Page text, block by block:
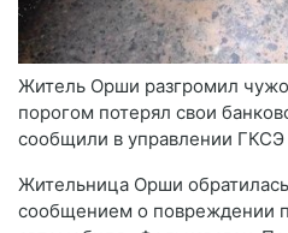
Житель Орши разгромил
порогом потерял свои
сообщили в управлении ГКСЭ
Жительница Орши
сообщением о повреждении